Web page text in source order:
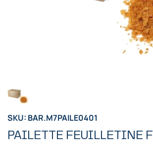
SKU: BAR.M7PAILE0401
PAILETTE FEUILLETINE